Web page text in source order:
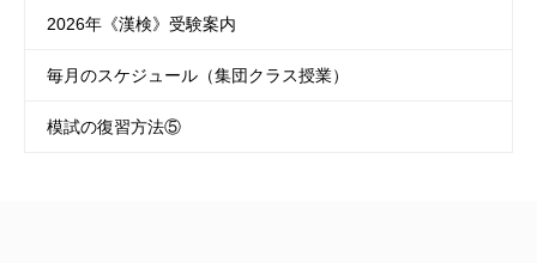
2026年《漢検》受験案内
毎月のスケジュール（集団クラス授業）
模試の復習方法⑤